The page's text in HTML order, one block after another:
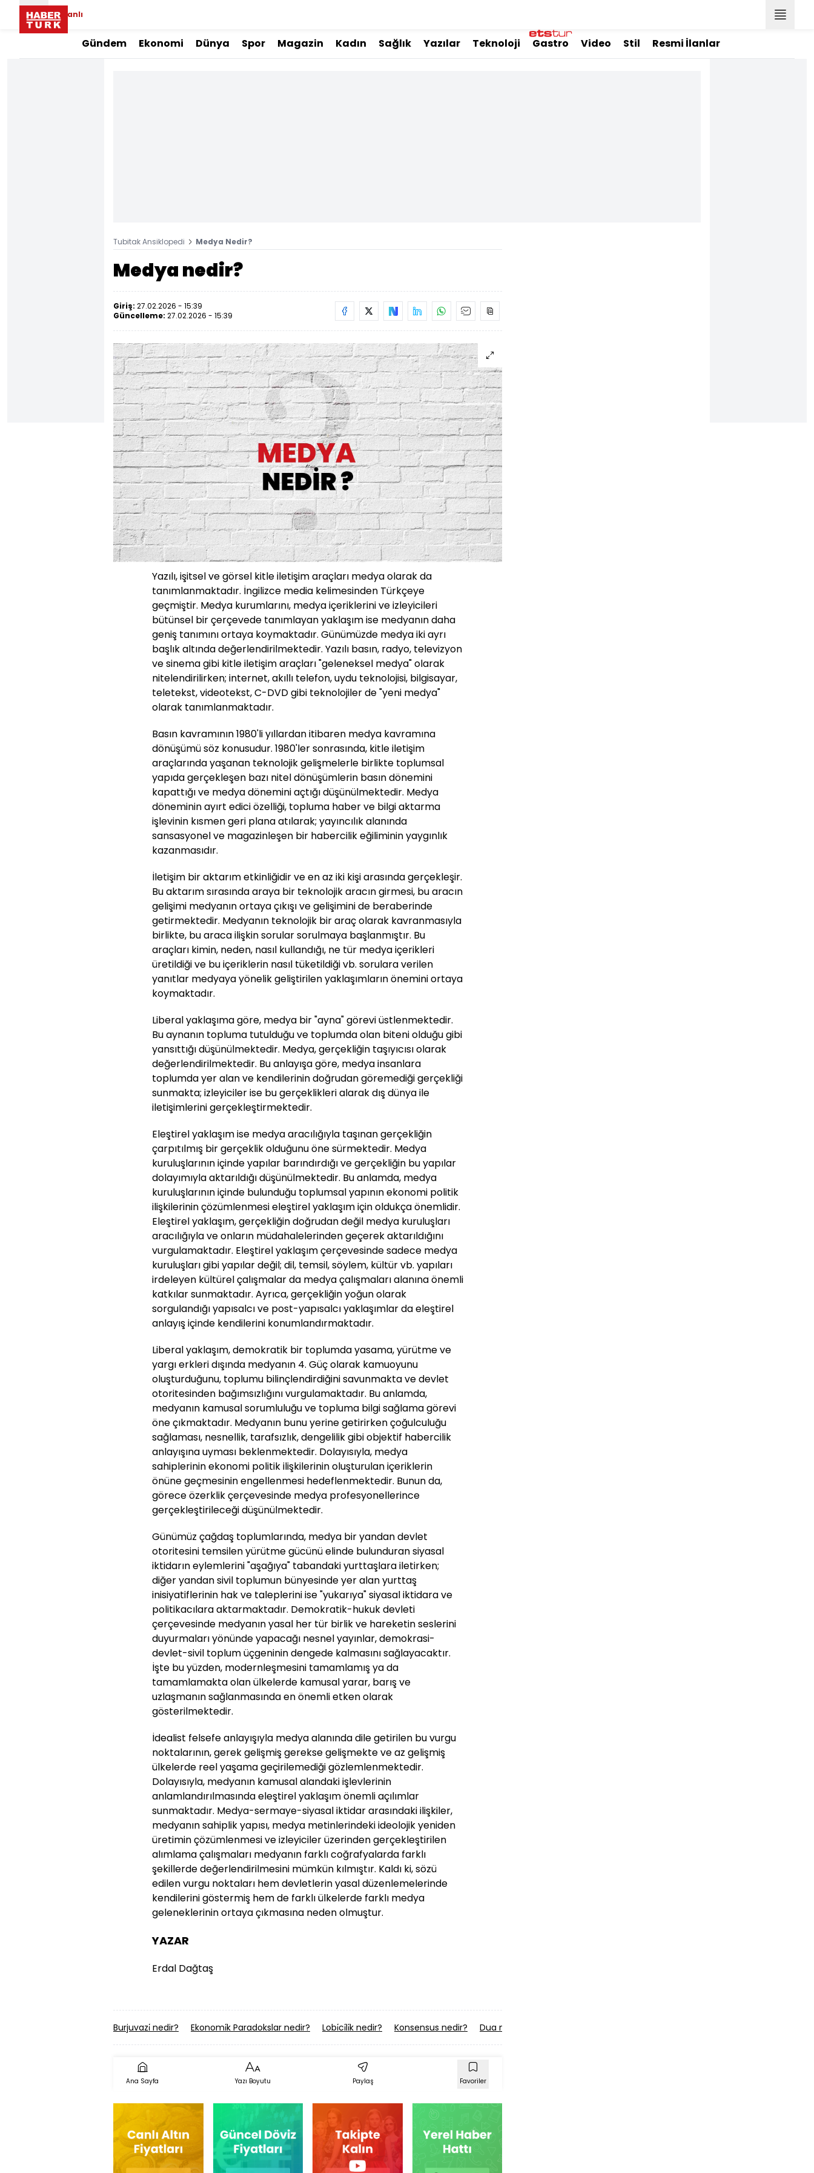
Canlı
Gündem Ekonomi Dünya Spor Magazin Kadın Sağlık Yazılar Teknoloji Gastro Video Stil Resmi İlanlar
Tubitak Ansiklopedi Medya Nedir?
Medya nedir?
Giriş: 27.02.2026 - 15:39
Güncelleme: 27.02.2026 - 15:39
Yazılı, işitsel ve görsel kitle iletişim araçları medya olarak da
tanımlanmaktadır. İngilizce media kelimesinden Türkçeye
geçmiştir. Medya kurumlarını, medya içeriklerini ve izleyicileri
bütünsel bir çerçevede tanımlayan yaklaşım ise medyanın daha
geniş tanımını ortaya koymaktadır. Günümüzde medya iki ayrı
başlık altında değerlendirilmektedir. Yazılı basın, radyo, televizyon
ve sinema gibi kitle iletişim araçları "geleneksel medya" olarak
nitelendirilirken; internet, akıllı telefon, uydu teknolojisi, bilgisayar,
teletekst, videotekst, C-DVD gibi teknolojiler de "yeni medya"
olarak tanımlanmaktadır.
Basın kavramının 1980'li yıllardan itibaren medya kavramına
dönüşümü söz konusudur. 1980'ler sonrasında, kitle iletişim
araçlarında yaşanan teknolojik gelişmelerle birlikte toplumsal
yapıda gerçekleşen bazı nitel dönüşümlerin basın dönemini
kapattığı ve medya dönemini açtığı düşünülmektedir. Medya
döneminin ayırt edici özelliği, topluma haber ve bilgi aktarma
işlevinin kısmen geri plana atılarak; yayıncılık alanında
sansasyonel ve magazinleşen bir habercilik eğiliminin yaygınlık
kazanmasıdır.
İletişim bir aktarım etkinliğidir ve en az iki kişi arasında gerçekleşir.
Bu aktarım sırasında araya bir teknolojik aracın girmesi, bu aracın
gelişimi medyanın ortaya çıkışı ve gelişimini de beraberinde
getirmektedir. Medyanın teknolojik bir araç olarak kavranmasıyla
birlikte, bu araca ilişkin sorular sorulmaya başlanmıştır. Bu
araçları kimin, neden, nasıl kullandığı, ne tür medya içerikleri
üretildiği ve bu içeriklerin nasıl tüketildiği vb. sorulara verilen
yanıtlar medyaya yönelik geliştirilen yaklaşımların önemini ortaya
koymaktadır.
Liberal yaklaşıma göre, medya bir "ayna" görevi üstlenmektedir.
Bu aynanın topluma tutulduğu ve toplumda olan biteni olduğu gibi
yansıttığı düşünülmektedir. Medya, gerçekliğin taşıyıcısı olarak
değerlendirilmektedir. Bu anlayışa göre, medya insanlara
toplumda yer alan ve kendilerinin doğrudan göremediği gerçekliği
sunmakta; izleyiciler ise bu gerçeklikleri alarak dış dünya ile
iletişimlerini gerçekleştirmektedir.
Eleştirel yaklaşım ise medya aracılığıyla taşınan gerçekliğin
çarpıtılmış bir gerçeklik olduğunu öne sürmektedir. Medya
kuruluşlarının içinde yapılar barındırdığı ve gerçekliğin bu yapılar
dolayımıyla aktarıldığı düşünülmektedir. Bu anlamda, medya
kuruluşlarının içinde bulunduğu toplumsal yapının ekonomi politik
ilişkilerinin çözümlenmesi eleştirel yaklaşım için oldukça önemlidir.
Eleştirel yaklaşım, gerçekliğin doğrudan değil medya kuruluşları
aracılığıyla ve onların müdahalelerinden geçerek aktarıldığını
vurgulamaktadır. Eleştirel yaklaşım çerçevesinde sadece medya
kuruluşları gibi yapılar değil; dil, temsil, söylem, kültür vb. yapıları
irdeleyen kültürel çalışmalar da medya çalışmaları alanına önemli
katkılar sunmaktadır. Ayrıca, gerçekliğin yoğun olarak
sorgulandığı yapısalcı ve post-yapısalcı yaklaşımlar da eleştirel
anlayış içinde kendilerini konumlandırmaktadır.
Liberal yaklaşım, demokratik bir toplumda yasama, yürütme ve
yargı erkleri dışında medyanın 4. Güç olarak kamuoyunu
oluşturduğunu, toplumu bilinçlendirdiğini savunmakta ve devlet
otoritesinden bağımsızlığını vurgulamaktadır. Bu anlamda,
medyanın kamusal sorumluluğu ve topluma bilgi sağlama görevi
öne çıkmaktadır. Medyanın bunu yerine getirirken çoğulculuğu
sağlaması, nesnellik, tarafsızlık, dengelilik gibi objektif habercilik
anlayışına uyması beklenmektedir. Dolayısıyla, medya
sahiplerinin ekonomi politik ilişkilerinin oluşturulan içeriklerin
önüne geçmesinin engellenmesi hedeflenmektedir. Bunun da,
görece özerklik çerçevesinde medya profesyonellerince
gerçekleştirileceği düşünülmektedir.
Günümüz çağdaş toplumlarında, medya bir yandan devlet
otoritesini temsilen yürütme gücünü elinde bulunduran siyasal
iktidarın eylemlerini "aşağıya" tabandaki yurttaşlara iletirken;
diğer yandan sivil toplumun bünyesinde yer alan yurttaş
inisiyatiflerinin hak ve taleplerini ise "yukarıya" siyasal iktidara ve
politikacılara aktarmaktadır. Demokratik-hukuk devleti
çerçevesinde medyanın yasal her tür birlik ve hareketin seslerini
duyurmaları yönünde yapacağı nesnel yayınlar, demokrasi-
devlet-sivil toplum üçgeninin dengede kalmasını sağlayacaktır.
İşte bu yüzden, modernleşmesini tamamlamış ya da
tamamlamakta olan ülkelerde kamusal yarar, barış ve
uzlaşmanın sağlanmasında en önemli etken olarak
gösterilmektedir.
İdealist felsefe anlayışıyla medya alanında dile getirilen bu vurgu
noktalarının, gerek gelişmiş gerekse gelişmekte ve az gelişmiş
ülkelerde reel yaşama geçirilemediği gözlemlenmektedir.
Dolayısıyla, medyanın kamusal alandaki işlevlerinin
anlamlandırılmasında eleştirel yaklaşım önemli açılımlar
sunmaktadır. Medya-sermaye-siyasal iktidar arasındaki ilişkiler,
medyanın sahiplik yapısı, medya metinlerindeki ideolojik yeniden
üretimin çözümlenmesi ve izleyiciler üzerinden gerçekleştirilen
alımlama çalışmaları medyanın farklı coğrafyalarda farklı
şekillerde değerlendirilmesini mümkün kılmıştır. Kaldı ki, sözü
edilen vurgu noktaları hem devletlerin yasal düzenlemelerinde
kendilerini göstermiş hem de farklı ülkelerde farklı medya
geleneklerinin ortaya çıkmasına neden olmuştur.
YAZAR
Erdal Dağtaş
Burjuvazi̇ nedir? Ekonomi̇k Paradokslar nedir? Lobi̇ci̇li̇k nedir? Konsensus nedir? Dua nedir?
Ana Sayfa Yazı Boyutu Paylaş Favoriler